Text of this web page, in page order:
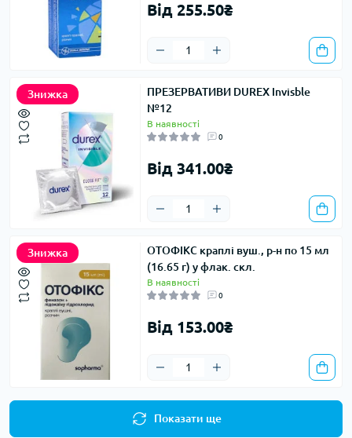
Від 255.50₴
Знижка
ПРЕЗЕРВАТИВИ DUREX Invisble
№12
В наявності
0
Від 341.00₴
Знижка
ОТОФІКС краплі вуш., р-н по 15 мл
(16.65 г) у флак. скл.
В наявності
0
Від 153.00₴
Показати ще